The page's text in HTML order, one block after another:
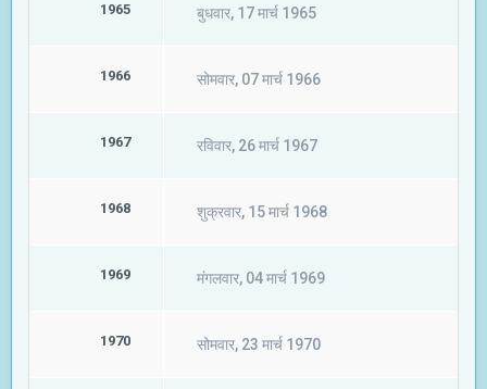
1965 बुधवार, 17 मार्च 1965
1966 सोमवार, 07 मार्च 1966
1967 रविवार, 26 मार्च 1967
1968 शुक्रवार, 15 मार्च 1968
1969 मंगलवार, 04 मार्च 1969
1970 सोमवार, 23 मार्च 1970